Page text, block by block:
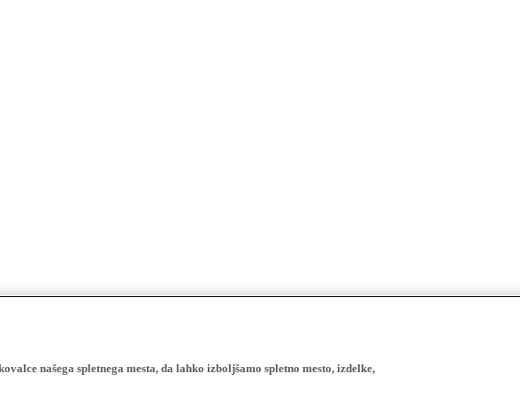
našega spletnega mesta, da lahko izboljšamo spletno mesto, izdelke,